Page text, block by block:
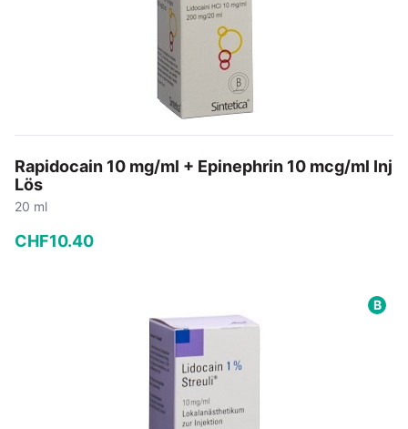
Rapidocain 10 mg/ml + Epinephrin 10 mcg/ml Inj
Lös
20 ml
CHF10.40
In den Warenkorb
B